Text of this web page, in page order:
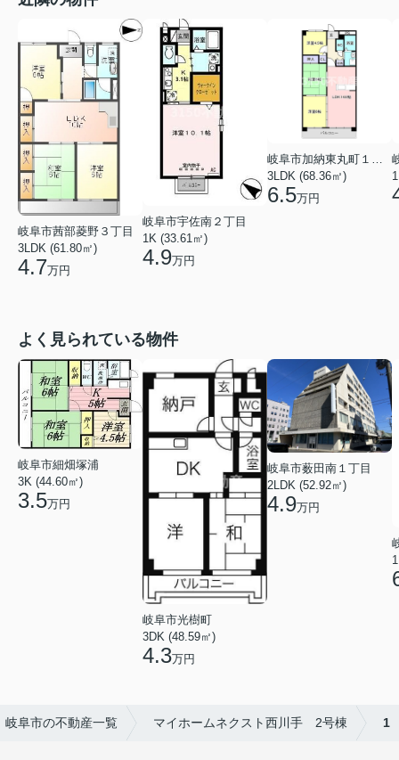
岐阜市茜部菱野３丁目
3LDK (61.80㎡)
4.7万円
岐阜市宇佐南２丁目
1K (33.61㎡)
4.9万円
岐阜市加納東丸町１丁目
3LDK (68.36㎡)
6.5万円
よく見られている物件
岐阜市細畑塚浦
3K (44.60㎡)
3.5万円
岐阜市光樹町
3DK (48.59㎡)
4.3万円
岐阜市薮田南１丁目
2LDK (52.92㎡)
4.9万円
岐阜市の不動産一覧 マイホームネクスト西川手 2号棟 1